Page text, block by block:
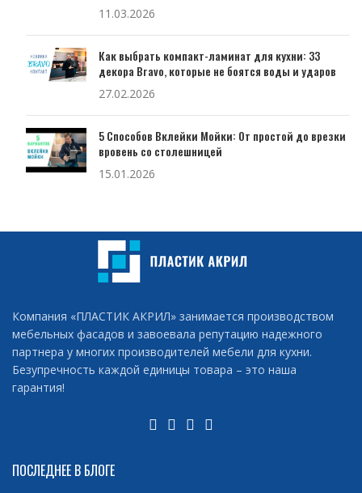
11.03.2026
Как выбрать компакт-ламинат для кухни: 33
декора Bravo, которые не боятся воды и ударов
27.02.2026
5 Способов Вклейки Мойки: От простой до врезки
вровень со столешницей
15.01.2026
Компания «ПЛАСТИК АКРИЛ» занимается производством
мебельных фасадов и завоевала репутацию надежного
партнера у многих производителей мебели для кухни.
Безупречность каждой единицы товара – это наша
гарантия!
ПОСЛЕДНЕЕ В БЛОГЕ